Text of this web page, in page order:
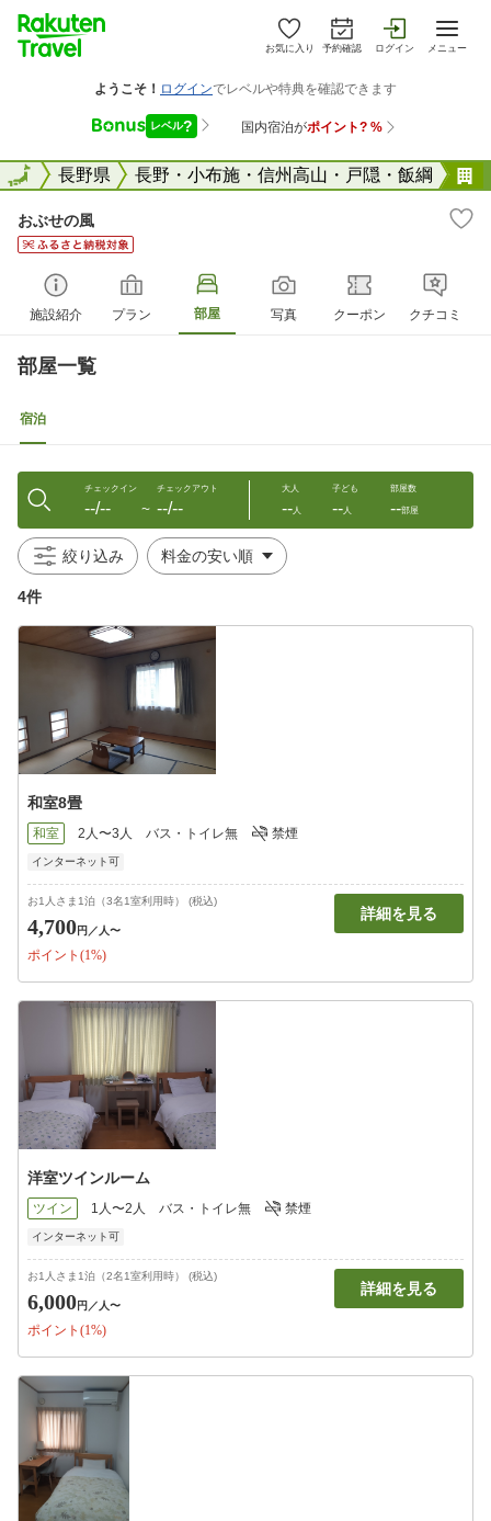
お気に入り 予約確認 ログイン メニュー
全国長野県 長野・小布施・信州高山・戸隠・飯綱
全国
おぶせの風
施設紹介 プラン 部屋 写真 クーポン クチコミ
部屋一覧
宿泊
チェックイン
--/-- 〜
チェックアウト
--/--
大人
--人
子ども
--人
部屋数
--部屋
絞り込み
4件
和室8畳
和室 2人〜3人 バス・トイレ無 禁煙
インターネット可
お1人さま1泊（3名1室利用時） (税込)
4,700円 ／人〜
ポイント(1%)
詳細を見る
洋室ツインルーム
ツイン 1人〜2人 バス・トイレ無 禁煙
インターネット可
お1人さま1泊（2名1室利用時） (税込)
6,000円 ／人〜
ポイント(1%)
詳細を見る